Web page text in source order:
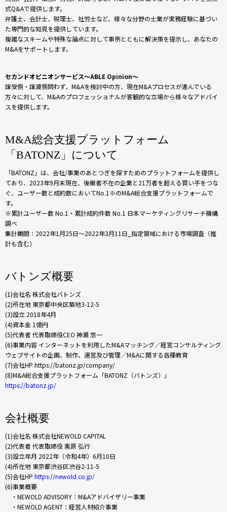
式Q&Aで提供します。
弁護士、会計士、税理士、社労士など、様々な分野の士業が実務経験に基づい
た専門的な知見を提供しています。
複雑なスキームや特殊な論点に対して事例とともに解決策を提示し、あなたの
M&Aをサポートします。
セカンドオピニオンサービス～ABLE Opinion～
譲受側・譲渡側問わず、M&Aを検討中の方、現在M&Aプロセスが進んでいる
方々に対して、M&Aのプロフェッショナルが客観的な立場から様々なアドバイ
スを提供します。
M&A総合支援プラットフォーム
「BATONZ」について
「BATONZ」は、会社/事業のあとつぎを探すためのプラットフォームを提供し
ており、2023年9月末現在、後継者不在の企業と21万者を超える買い手をつな
ぐ、ユーザー数と成約数においてNo.1※のM&A総合支援プラットフォームで
す。
※累計ユーザー数 No.1・累計成約件数 No.1 日本マーケティングリサーチ機構
調べ
集計期間：2022年1月25日〜2022年3月11日_指定領域における市場調査（推
計も含む）
バトンズ概要
(1)会社名 株式会社バトンズ
(2)所在地 東京都中央区築地3-12-5
(3)設立 2018年4月
(4)資本金 1億円
(5)代表者 代表取締役CEO 神瀬 悠一
(6)事業内容 インターネットを利用したM&Aマッチング／経営コンサルティング
ウェブサイトの企画、制作、運営及び管理／M&Aに関する各種教育
(7)会社HP https://batonz.jp/company/
(8)M&A総合支援プラットフォーム「BATONZ（バトンズ）」
https://batonz.jp/
会社概要
(1)会社名 株式会社NEWOLD CAPITAL
(2)代表者 代表取締役 栗原 弘行
(3)設立年月 2022年（令和4年）6月10日
(4)所在地 東京都渋谷区渋谷2-11-5
(5)会社HP https://newold.co.jp/
(6)事業概要
・NEWOLD ADVISORY：M&Aアドバイザリー事業
・NEWOLD AGENT：経営人材紹介事業